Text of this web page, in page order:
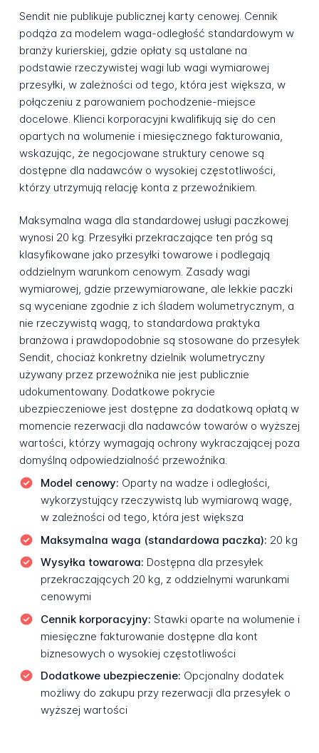
Sendit nie publikuje publicznej karty cenowej. Cennik
podąża za modelem waga-odległość standardowym w
branży kurierskiej, gdzie opłaty są ustalane na
podstawie rzeczywistej wagi lub wagi wymiarowej
przesyłki, w zależności od tego, która jest większa, w
połączeniu z parowaniem pochodzenie-miejsce
docelowe. Klienci korporacyjni kwalifikują się do cen
opartych na wolumenie i miesięcznego fakturowania,
wskazując, że negocjowane struktury cenowe są
dostępne dla nadawców o wysokiej częstotliwości,
którzy utrzymują relację konta z przewoźnikiem.
Maksymalna waga dla standardowej usługi paczkowej
wynosi 20 kg. Przesyłki przekraczające ten próg są
klasyfikowane jako przesyłki towarowe i podlegają
oddzielnym warunkom cenowym. Zasady wagi
wymiarowej, gdzie przewymiarowane, ale lekkie paczki
są wyceniane zgodnie z ich śladem wolumetrycznym, a
nie rzeczywistą wagą, to standardowa praktyka
branżowa i prawdopodobnie są stosowane do przesyłek
Sendit, chociaż konkretny dzielnik wolumetryczny
używany przez przewoźnika nie jest publicznie
udokumentowany. Dodatkowe pokrycie
ubezpieczeniowe jest dostępne za dodatkową opłatą w
momencie rezerwacji dla nadawców towarów o wyższej
wartości, którzy wymagają ochrony wykraczającej poza
domyślną odpowiedzialność przewoźnika.
Model cenowy: Oparty na wadze i odległości,
wykorzystujący rzeczywistą lub wymiarową wagę,
w zależności od tego, która jest większa
Maksymalna waga (standardowa paczka): 20 kg
Wysyłka towarowa: Dostępna dla przesyłek
przekraczających 20 kg, z oddzielnymi warunkami
cenowymi
Cennik korporacyjny: Stawki oparte na wolumenie i
miesięczne fakturowanie dostępne dla kont
biznesowych o wysokiej częstotliwości
Dodatkowe ubezpieczenie: Opcjonalny dodatek
możliwy do zakupu przy rezerwacji dla przesyłek o
wyższej wartości